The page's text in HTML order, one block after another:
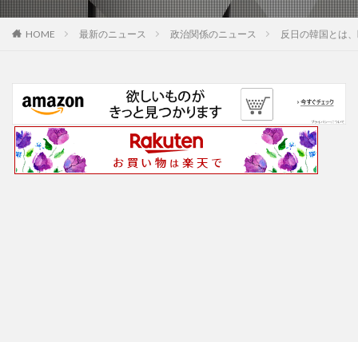
HOME 最新のニュース 政治関係のニュース 反日の韓国とは